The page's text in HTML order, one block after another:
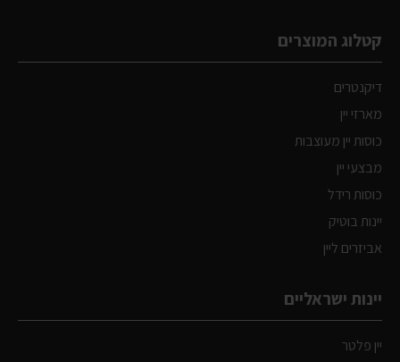
קטלוג המוצרים
דיקנטרים
מארזי יין
כוסות יין מעוצבות
מבצעי יין
כוסות רידל
יינות בוטיק
אביזרים ליין
יינות ישראליים
יין פלטר